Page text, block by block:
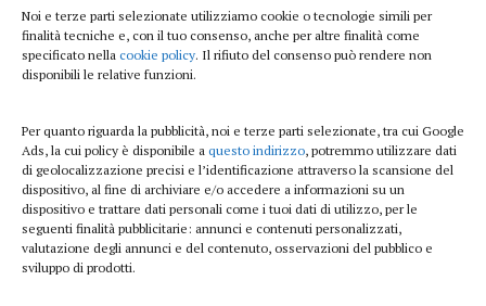
Noi e terze parti selezionate utilizziamo cookie o tecnologie simili per
finalità tecniche e, con il tuo consenso, anche per altre finalità come
specificato nella cookie policy. Il rifiuto del consenso può rendere non
disponibili le relative funzioni.
Per quanto riguarda la pubblicità, noi e terze parti selezionate, tra cui Google
Ads, la cui policy è disponibile a questo indirizzo, potremmo utilizzare dati
di geolocalizzazione precisi e l’identificazione attraverso la scansione del
dispositivo, al fine di archiviare e/o accedere a informazioni su un
dispositivo e trattare dati personali come i tuoi dati di utilizzo, per le
seguenti finalità pubblicitarie: annunci e contenuti personalizzati,
valutazione degli annunci e del contenuto, osservazioni del pubblico e
sviluppo di prodotti.
Viaggi
Beauty e benessere
Curiosità
Lifestyle
Sport
iTech